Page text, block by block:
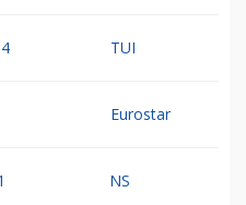
TUI
Eurostar
NS